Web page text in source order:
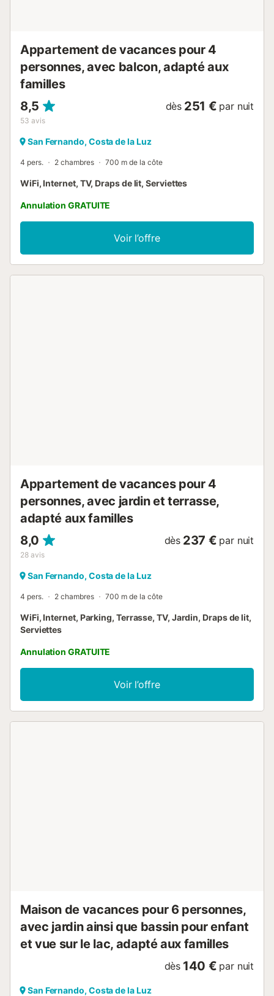
Appartement de vacances pour 4
personnes, avec balcon, adapté aux
familles
8,5
53 avis
dès 251 € par nuit
San Fernando, Costa de la Luz
4 pers. 2 chambres 700 m de la côte
WiFi, Internet, TV, Draps de lit, Serviettes
Annulation GRATUITE
Voir l’offre
Appartement de vacances pour 4
personnes, avec jardin et terrasse,
adapté aux familles
8,0
28 avis
dès 237 € par nuit
San Fernando, Costa de la Luz
4 pers. 2 chambres 700 m de la côte
WiFi, Internet, Parking, Terrasse, TV, Jardin, Draps de lit,
Serviettes
Annulation GRATUITE
Voir l’offre
Maison de vacances pour 6 personnes,
avec jardin ainsi que bassin pour enfant
et vue sur le lac, adapté aux familles
dès 140 € par nuit
San Fernando, Costa de la Luz